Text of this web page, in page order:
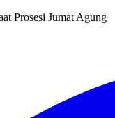
Prosesi Jumat Agung